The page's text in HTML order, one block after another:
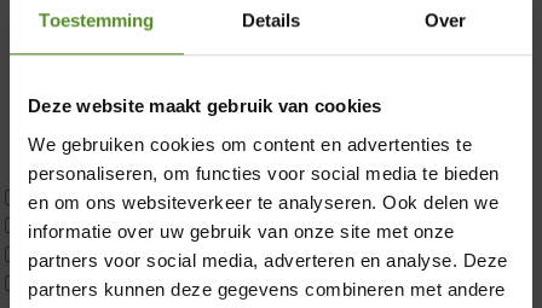
Toestemming Details Over
Deze website maakt gebruik van cookies
We gebruiken cookies om content en advertenties te
personaliseren, om functies voor social media te bieden
en om ons websiteverkeer te analyseren. Ook delen we
informatie over uw gebruik van onze site met onze
partners voor social media, adverteren en analyse. Deze
partners kunnen deze gegevens combineren met andere
2 personen split
Twijfelaar
Koudschuim
Latex
Traagschuim
Tweepersoons 1 kern
Tweepersoons 1 kern product
Tweepersoons 2 kernen
Webshop Only Collectie
×